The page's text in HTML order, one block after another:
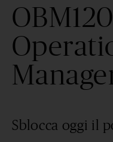
Sblocca oggi il